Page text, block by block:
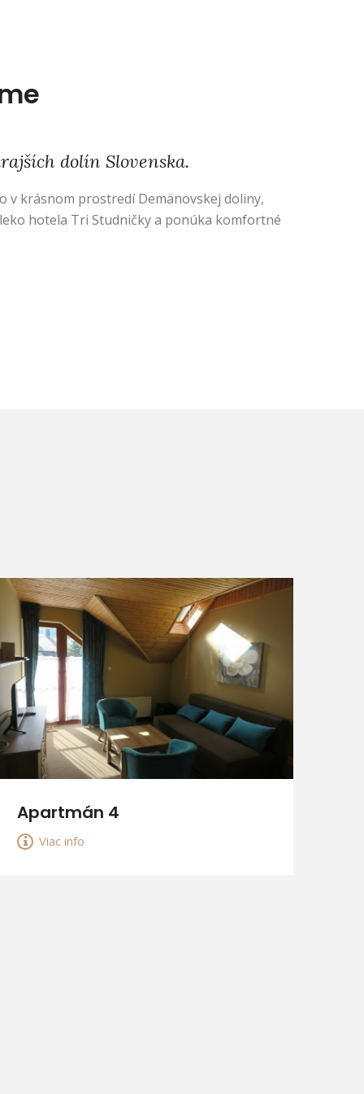
dolín Slovenska.
v krásnom prostredí Demänovskej doliny,
hotela Tri Studničky a ponúka komfortné
VIAC INFO
Apartmán 4
Viac info